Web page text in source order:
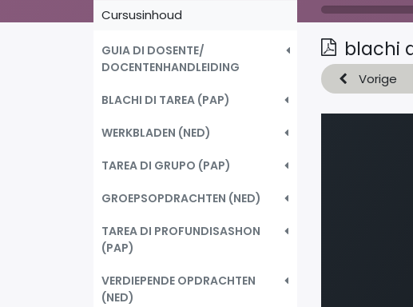
Cursusinhoud
GUIA DI DOSENTE/
DOCENTENHANDLEIDING
BLACHI DI TAREA (PAP)
WERKBLADEN (NED)
TAREA DI GRUPO (PAP)
GROEPSOPDRACHTEN (NED)
TAREA DI PROFUNDISASHON
(PAP)
VERDIEPENDE OPDRACHTEN
(NED)
blachi
Vorige